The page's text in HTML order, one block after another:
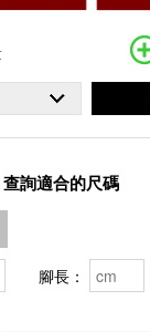
詢適合的尺碼
腳長：